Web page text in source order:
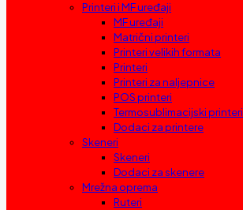
Printeri i MF uređaji
MF uređaji
Matrični printeri
Printeri velikih formata
Printeri
Printeri za naljepnice
POS printeri
Termosublimacijski printeri
Dodaci za printere
Skeneri
Skeneri
Dodaci za skenere
Mrežna oprema
Ruteri